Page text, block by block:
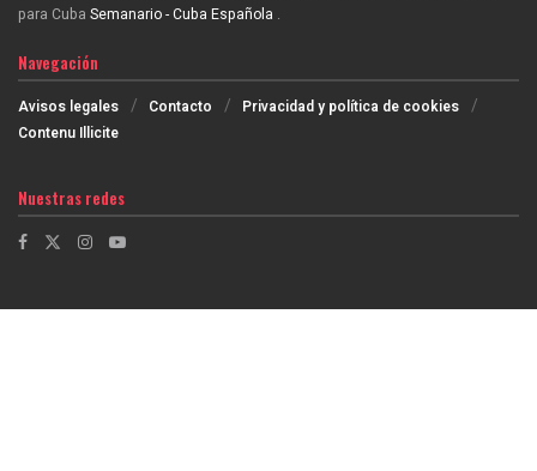
para Cuba Semanario - Cuba Española .
Navegación
Avisos legales Contacto
Privacidad y política de cookies
Contenu Illicite
Nuestras redes